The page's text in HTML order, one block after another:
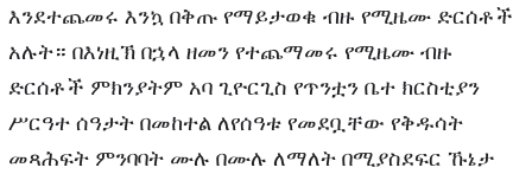
እንደተጨመሩ እንኳ በቅጡ የማይታወቁ ብዙ የሚዜሙ ድርሰቶች
አሉት። በእነዚኽ በኋላ ዘመን የተጨማመሩ የሚዜሙ ብዙ
ድርሰቶች ምክንያትም አባ ጊዮርጊስ የጥንቷን ቤተ ክርስቲያን
ሥርዓተ ሰዓታት በመከተል ለየሰዓቱ የመደቧቸው የቅዱሳት
መጻሕፍት ምንባባት ሙሉ በሙሉ ለማለት በሚያስደፍር ኹኔታ